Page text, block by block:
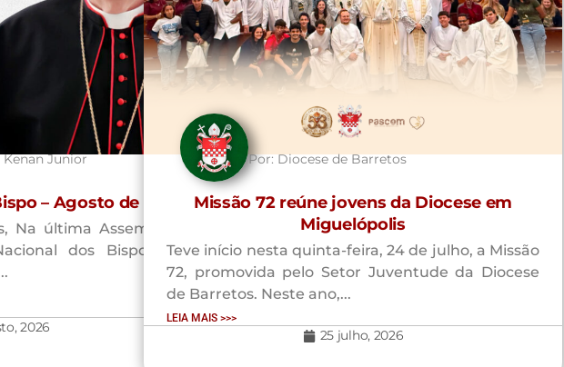
Junior
– Agosto de 2026
Na última Assembleia
dos Bispos do
2026
Por:Diocese de Barretos
Missão 72 reúne jovens da Diocese em
Miguelópolis
Teve início nesta quinta-feira, 24 de julho, a Missão
72, promovida pelo Setor Juventude da Diocese
de Barretos. Neste ano,...
LEIA MAIS >>>
25 julho, 2026